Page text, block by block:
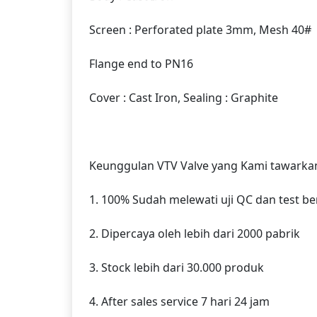
Screen : Perforated plate 3mm, Mesh 40#
Flange end to PN16
Cover : Cast Iron, Sealing : Graphite
Keunggulan VTV Valve yang Kami
1. 100% Sudah melewati uji QC dan test
2. Dipercaya oleh lebih dari 2000 pabrik
3. Stock lebih dari 30.000 produk
4. After sales service 7 hari 24 jam